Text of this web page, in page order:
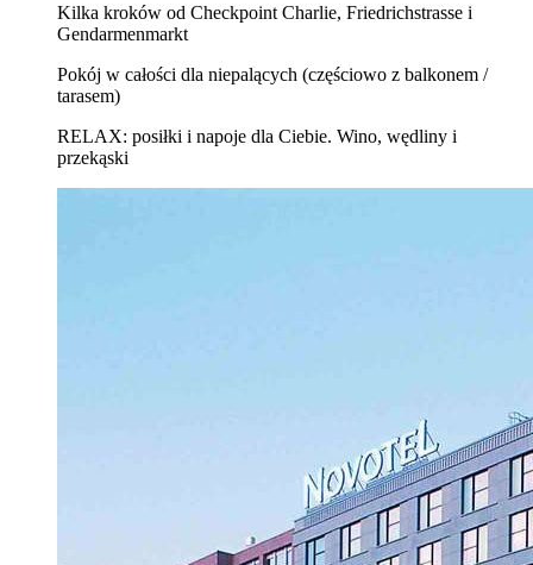
Kilka kroków od Checkpoint Charlie, Friedrichstrasse i
Gendarmenmarkt
Pokój w całości dla niepalących (częściowo z balkonem /
tarasem)
RELAX: posiłki i napoje dla Ciebie. Wino, wędliny i
przekąski